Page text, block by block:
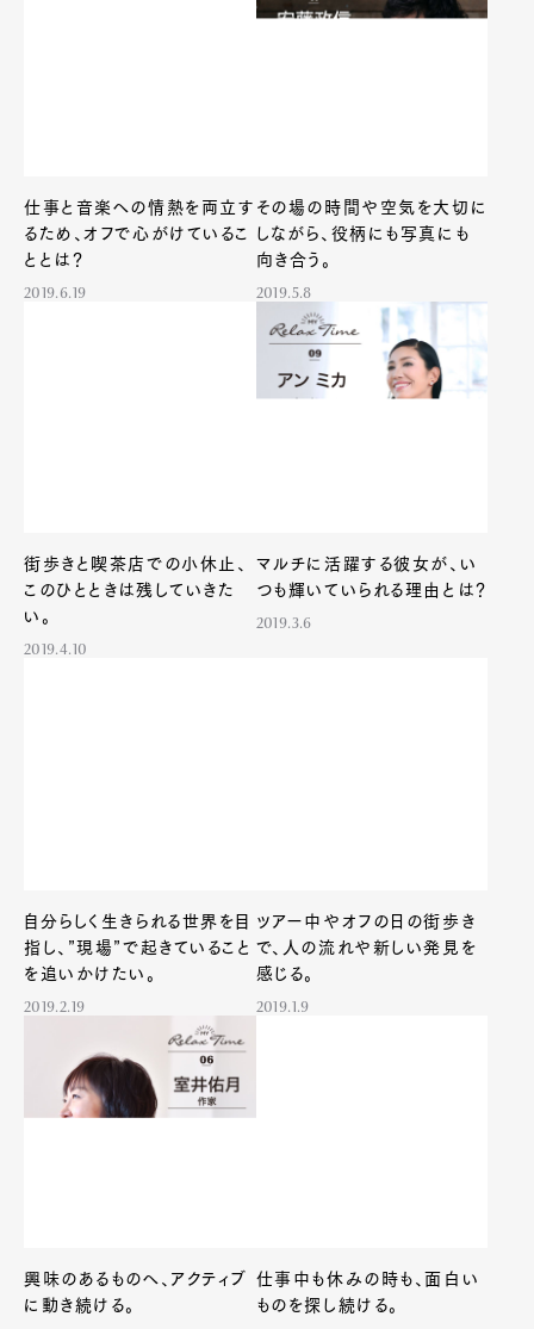
仕事と音楽への情熱を両立す
るため、オフで心がけているこ
ととは？
2019.6.19
その場の時間や空気を大切に
しながら、役柄にも写真にも
向き合う。
2019.5.8
街歩きと喫茶店での小休止、
このひとときは残していきた
い。
2019.4.10
マルチに活躍する彼女が、い
つも輝いていられる理由とは？
2019.3.6
自分らしく生きられる世界を目
指し、”現場”で起きていること
を追いかけたい。
2019.2.19
ツアー中やオフの日の街歩き
で、人の流れや新しい発見を
感じる。
2019.1.9
興味のあるものへ、アクティブ
に動き続ける。
仕事中も休みの時も、面白い
ものを探し続ける。